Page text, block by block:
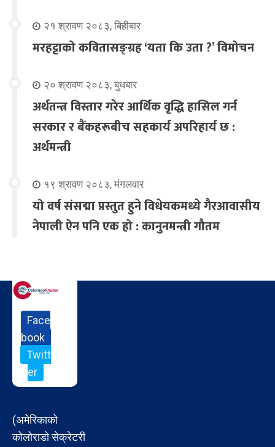
२१ श्रावण २०८३, बिहीबार
मरहट्टाको कवितासङ्ग्रह ‘यता कि उता ?’ विमोचन
२० श्रावण २०८३, बुधबार
अर्थतन्त्र विस्तार गरेर आर्थिक वृद्धि हासिल गर्न
सरकार र बैंकहरूबीच सहकार्य अपरिहार्य छ :
अर्थमन्त्री
१९ श्रावण २०८३, मंगलवार
यो वर्ष संसद्मा प्रस्तुत हुने विधेयकमध्ये गैरआवासीय
नेपाली ऐन पनि एक हो : कानुनमन्त्री गौतम
Face
book
Twitt
er
(अमेरिकाको
कोलोराडो सेक्रेटरी